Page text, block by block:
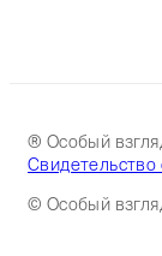
® Особый
Свидетельство
© Особый